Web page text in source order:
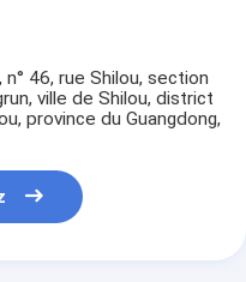
46, rue Shilou, section
ville de Shilou, district
province du Guangdong,